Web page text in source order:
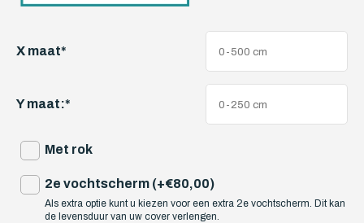
X maat*
Y maat:*
Met rok
2e vochtscherm (+€80,00)
Als extra optie kunt u kiezen voor een extra 2e vochtscherm. Dit kan
de levensduur van uw cover verlengen.